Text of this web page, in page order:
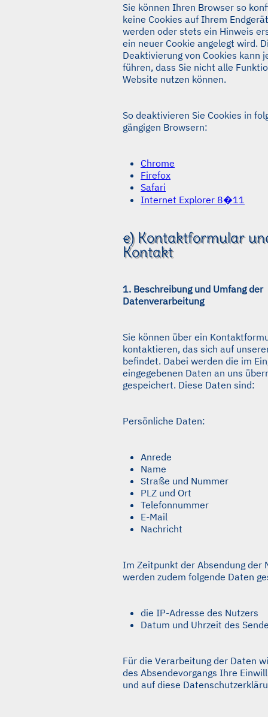
Sie können Ihren Browser so
keine Cookies auf Ihrem
werden oder stets ein Hinweis
ein neuer Cookie angelegt wird.
Deaktivierung von Cookies kann
führen, dass Sie nicht alle
Website nutzen können.
So deaktivieren Sie Cookies in
gängigen Browsern:
Chrome
Firefox
Safari
Internet Explorer 8�11
e) Kontaktformular
Kontakt
1. Beschreibung und Umfang der
Datenverarbeitung
Sie können über ein
kontaktieren, das sich auf
befindet. Dabei werden die im
eingegebenen Daten an uns
gespeichert. Diese Daten sind:
Persönliche Daten:
Anrede
Name
Straße und Nummer
PLZ und Ort
Telefonnummer
E-Mail
Nachricht
Im Zeitpunkt der Absendung der
werden zudem folgende Daten
die IP-Adresse des Nutzers
Datum und Uhrzeit des
Für die Verarbeitung der Daten
des Absendevorgangs Ihre
und auf diese